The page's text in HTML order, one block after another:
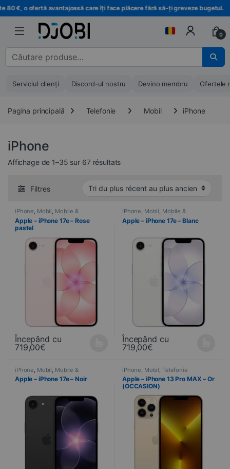
Treci la navigare
Treci la conținut
o ofertă avantajoasă care îți face plăcere fără să-ți greveze bugetul.
0
Căutare pentru :
Serviciul clienți Discord-ul nostru Devino membru Ofertele
Pagina principală Telefonie Mobil iPhone
iPhone
Affichage de 1–35 sur 67 résultatsTrié du plus récent au plus
Filtres
iPhone, Mobil, Mobile &
Smartphone Telefonie
Apple – iPhone 17e – Rose
pastel
Începând cu
719,00€
Ce produit a plusieurs variations. Les options peuvent être
iPhone, Mobil, Mobile &
Smartphone Telefonie
Apple – iPhone 17e – Blanc
Începând cu
719,00€
Ce produit a plusieurs
iPhone Mobil Mobile &
Smartphone Telefonie
Apple – iPhone 17e – Noir
iPhone Mobil Telefonie
Apple – iPhone 13 Pro MAX – Or
(OCCASION)